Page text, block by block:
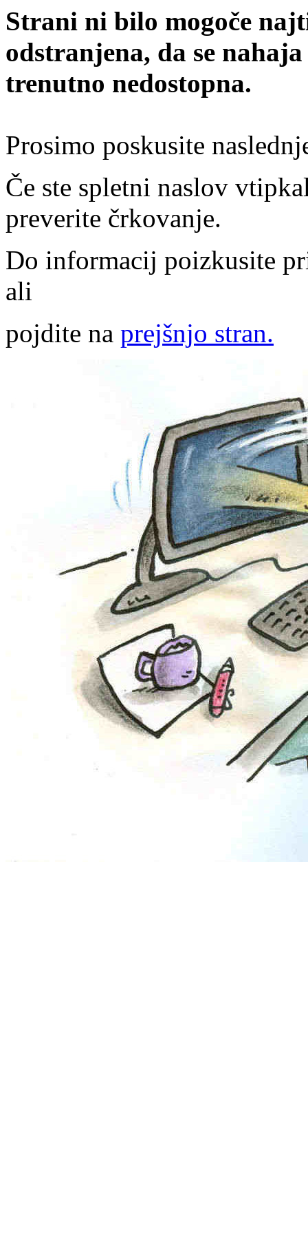
Strani ni bilo mogoče
odstranjena, da se
trenutno nedostopna.
Prosimo poskusite
Če ste spletni naslov
preverite črkovanje.
Do informacij poizkusite
ali
pojdite na prejšnjo stran.